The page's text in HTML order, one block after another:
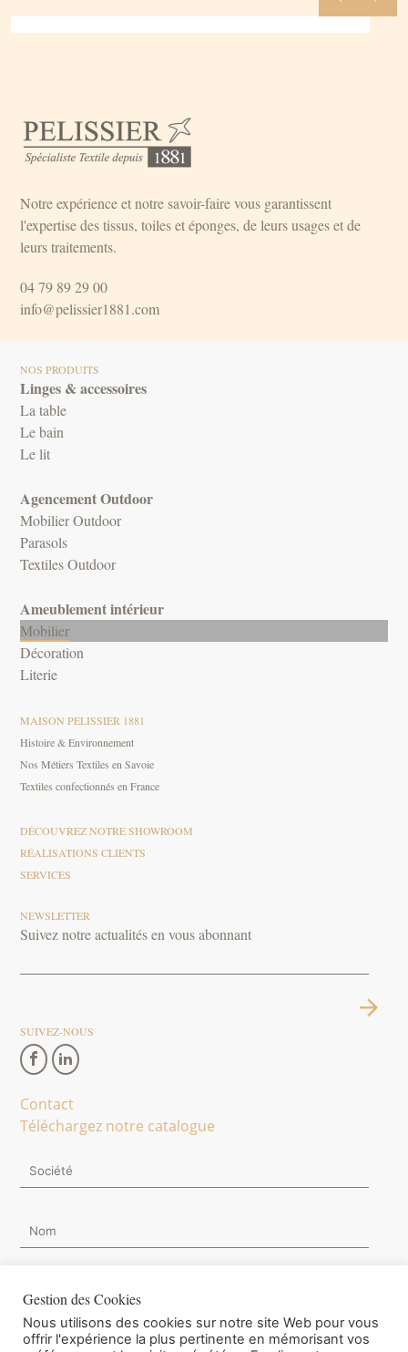
Notre expérience et notre savoir-faire vous garantissent
l'expertise des tissus, toiles et éponges, de leurs usages et de
leurs traitements.
04 79 89 29 00
info@pelissier1881.com
NOS PRODUITS
Linges & accessoires
La table
Le bain
Le lit
Agencement Outdoor
Mobilier Outdoor
Parasols
Textiles Outdoor
Ameublement intérieur
Mobilier
Décoration
Literie
MAISON PELISSIER 1881
Histoire & Environnement
Nos Métiers Textiles en Savoie
Textiles confectionnés en France
DÉCOUVREZ NOTRE SHOWROOM
RÉALISATIONS CLIENTS
SERVICES
NEWSLETTER
Suivez notre actualités en vous abonnant
SUIVEZ-NOUS
Contact
Téléchargez notre catalogue
Je souhaite m'inscrire à la Newsletter.
Gestion des Cookies
Nous utilisons des cookies sur notre site Web pour vous
offrir l'expérience la plus pertinente en mémorisant vos